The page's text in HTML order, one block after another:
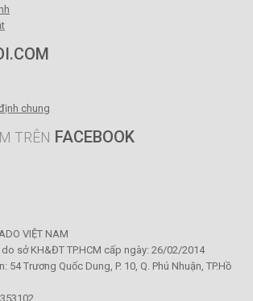
chung
TRÊN FACEBOOK
VIỆT NAM
sở KH&ĐT TP.HCM cấp ngày: 26/02/2014
54 Trương Quốc Dung, P. 10, Q. Phú Nhuận, TP.Hồ